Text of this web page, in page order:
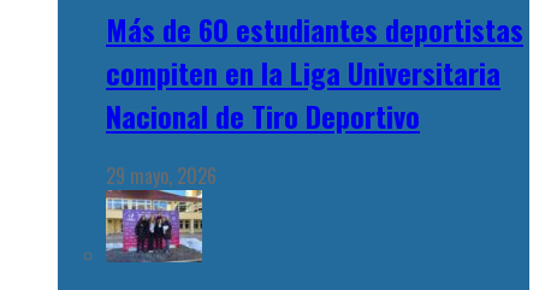
Más de 60 estudiantes deportistas
compiten en la Liga Universitaria
Nacional de Tiro Deportivo
29 mayo, 2026